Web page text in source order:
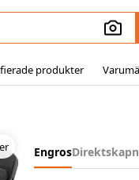
produkter
Engros